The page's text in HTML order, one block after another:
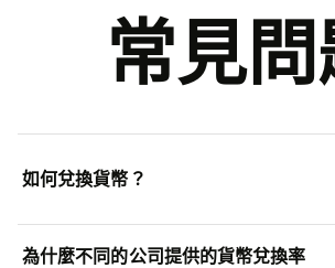
常見
如何兌換貨幣？
為什麼不同的公司提供的貨幣兌換率